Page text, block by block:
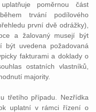
poměrnou část
trvání podílového
první dvě odrážky),
a žalovaný musejí být
být uvedena požadovaná
fakturami a doklady o
ostatních vlastníků,
majority.
třetího případu. Nezřídka
uplatní v rámci řízení o